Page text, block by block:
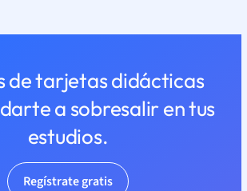
de tarjetas didácticas
a sobresalir en tus
estudios.
Regístrate gratis